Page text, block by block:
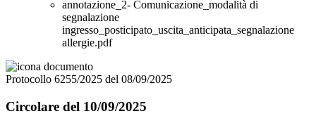
annotazione_2- Comunicazione_modalità di
segnalazione
ingresso_posticipato_uscita_anticipata_segnalazione
allergie.pdf
Protocollo 6255/2025 del 08/09/2025
Circolare del 10/09/2025